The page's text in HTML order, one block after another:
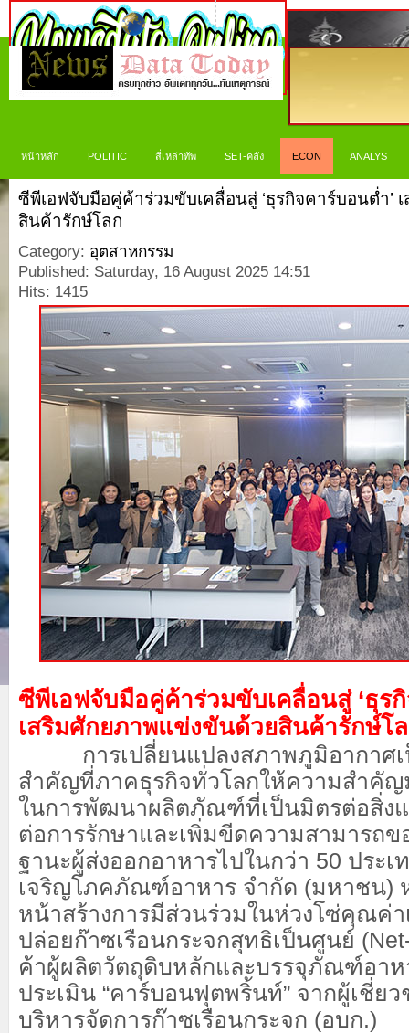
หน้าหลัก POLITIC สี่เหล่าทัพ SET-คลัง ECON ANALYS
ซีพีเอฟจับมือคู่ค้าร่วมขับเคลื่อนสู่ ‘ธุรกิจคาร์บอนต่ำ’
สินค้ารักษ์โลก
Category: อุตสาหกรรม
Published: Saturday, 16 August 2025 14:51
Hits: 1415
ซีพีเอฟจับมือคู่ค้าร่วมขับเคลื่อนสู่ ‘ธุร
เสริมศักยภาพแข่งขันด้วยสินค้ารักษ์โ
การเปลี่ยนแปลงสภาพภูมิอากาศเ
สำคัญที่ภาคธุรกิจทั่วโลกให้ความสำคั
ในการพัฒนาผลิตภัณฑ์ที่เป็นมิตรต่อสิ่ง
ต่อการรักษาและเพิ่มขีดความสามารถข
ฐานะผู้ส่งออกอาหารไปในกว่า 50 ประ
เจริญโภคภัณฑ์อาหาร จำกัด (มหาชน)
หน้าสร้างการมีส่วนร่วมในห่วงโซ่คุณค่
ปล่อยก๊าซเรือนกระจกสุทธิเป็นศูนย์
ค้าผู้ผลิตวัตถุดิบหลักและบรรจุภัณฑ์อาห
ประเมิน “คาร์บอนฟุตพริ้นท์” จากผู้เชี่ย
บริหารจัดการก๊าซเรือนกระจก (อบก.)